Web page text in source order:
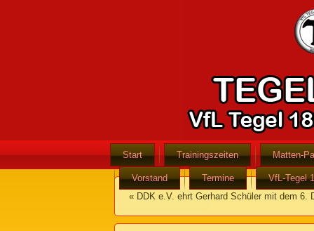
Start Trainingszeiten Matten-
Vorstand Termine
VfL-Tegel
« DDK e.V. ehrt Gerhard Schüler mit dem 6.